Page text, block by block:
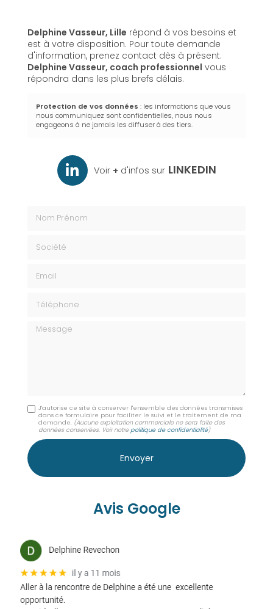
Delphine Vasseur, Lille répond à vos besoins et
est à votre disposition. Pour toute demande
d'information, prenez contact dès à présent.
Delphine Vasseur, coach professionnel vous
répondra dans les plus brefs délais.
Protection de vos données : les informations que vous
nous communiquez sont confidentielles, nous nous
engageons à ne jamais les diffuser à des tiers.
Voir + d'infos sur LINKEDIN
Message
J'autorise ce site à conserver l'ensemble des données transmises
dans ce formulaire pour faciliter le suivi et le traitement de ma
demande. (Aucune exploitation commerciale ne sera faite des
données conservées. Voir notrepolitique de confidentialité)
Avis Google